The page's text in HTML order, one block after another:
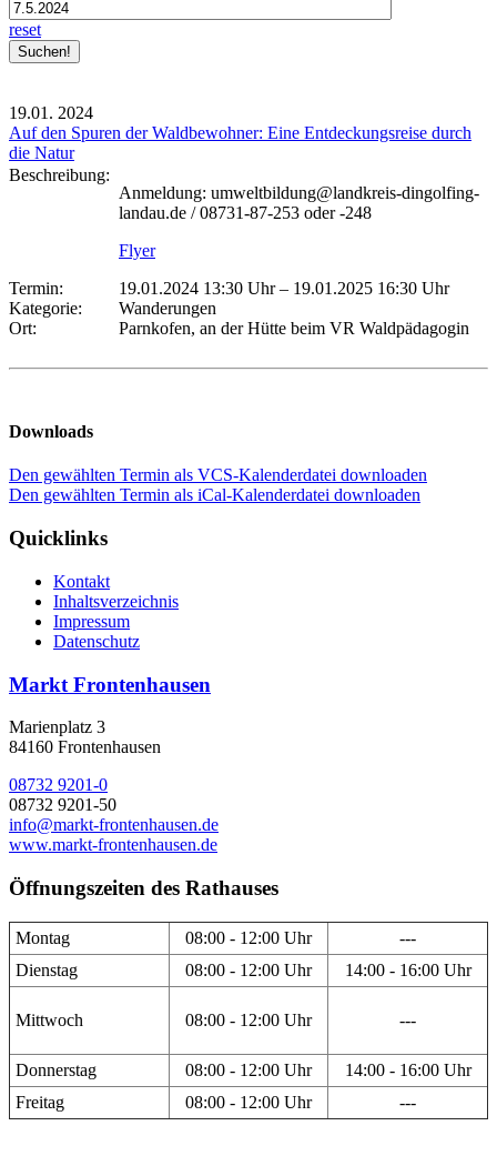
reset
19.01. 2024
Auf den Spuren der Waldbewohner: Eine Entdeckungsreise durch
die Natur
Beschreibung:
Anmeldung: umweltbildung@landkreis-dingolfing-
landau.de / 08731-87-253 oder -248
Flyer
Termin:
19.01.2024 13:30 Uhr– 19.01.2025 16:30 Uhr
Kategorie:
Wanderungen
Ort:
Parnkofen, an der Hütte beim VR Waldpädagogin
Downloads
Den gewählten Termin als VCS-Kalenderdatei downloaden
Den gewählten Termin als iCal-Kalenderdatei downloaden
Quicklinks
Kontakt
Inhaltsverzeichnis
Impressum
Datenschutz
Markt Frontenhausen
Marienplatz 3
84160 Frontenhausen
08732 9201-0
08732 9201-50
info@markt-frontenhausen.de
www.markt-frontenhausen.de
Öffnungszeiten des Rathauses
Montag 08:00 - 12:00 Uhr
---
Dienstag
08:00 - 12:00 Uhr 14:00 - 16:00 Uhr
Mittwoch 08:00 - 12:00 Uhr ---
Donnerstag 08:00 - 12:00 Uhr
14:00 - 16:00 Uhr
Freitag
08:00 - 12:00 Uhr ---